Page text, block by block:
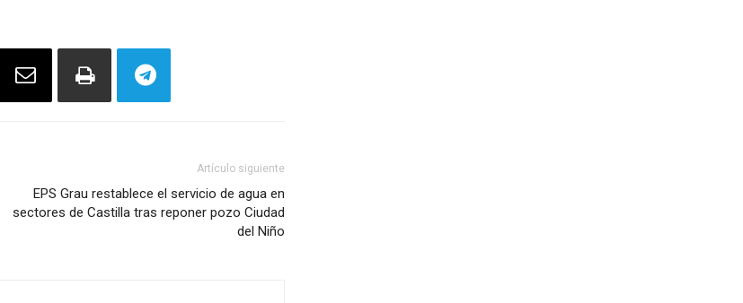
Artículo siguiente
EPS Grau restablece el servicio de agua en
sectores de Castilla tras reponer pozo Ciudad
del Niño